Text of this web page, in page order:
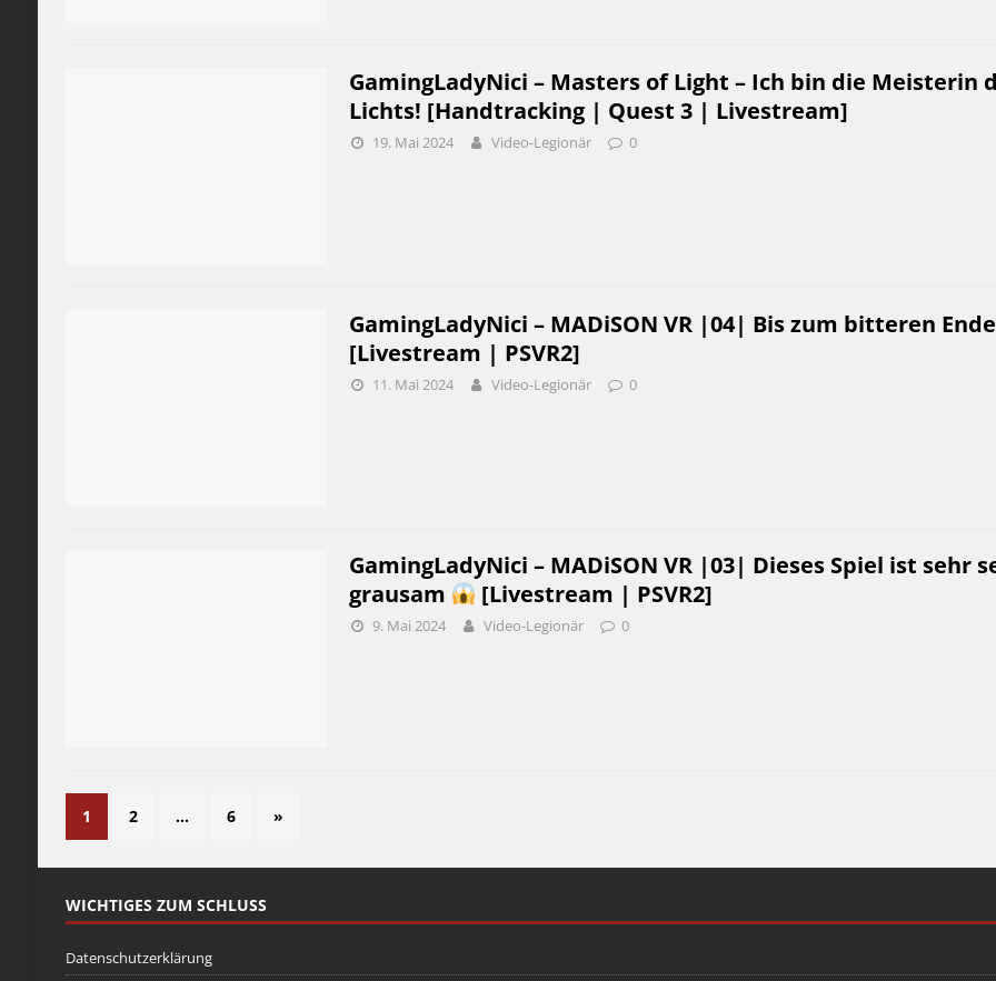
GamingLadyNici – Masters of Light – Ich bin die Meisterin
Lichts! [Handtracking | Quest 3 | Livestream]
19. Mai 2024 Video-Legionär 0
GamingLadyNici – MADiSON VR |04| Bis zum bitteren
[Livestream | PSVR2]
11. Mai 2024 Video-Legionär 0
GamingLadyNici – MADiSON VR |03| Dieses Spiel ist sehr
grausam
[Livestream | PSVR2]
9. Mai 2024 Video-Legionär 0
1 2 … 6 »
WICHTIGES ZUM SCHLUSS
Datenschutzerklärung